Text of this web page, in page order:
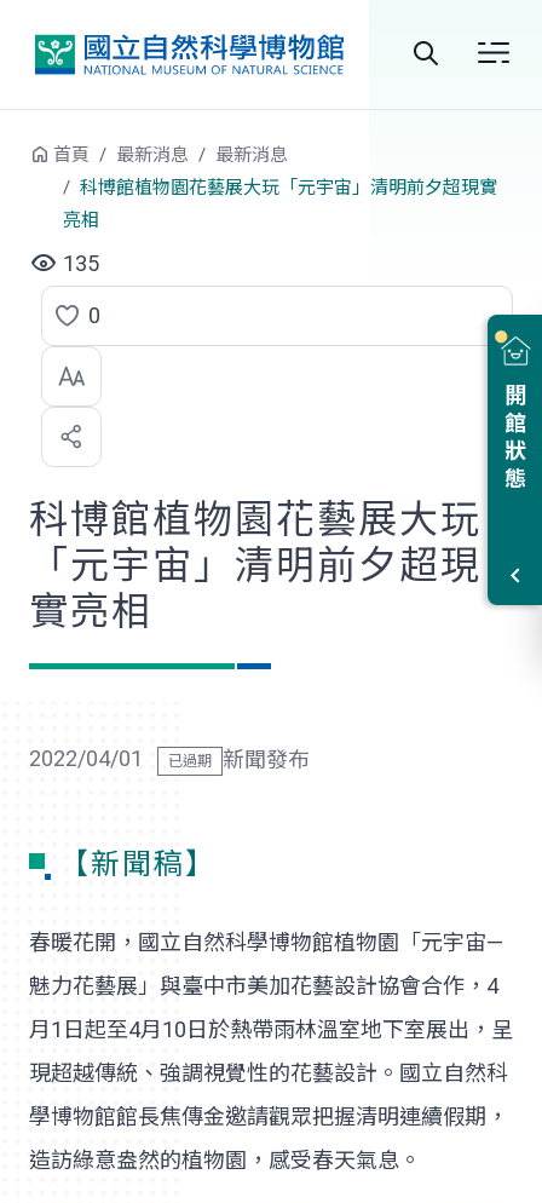
搜
開館狀態
首頁 最新消息
最新消息
科博館植物園花藝展大玩「元宇宙」清明前夕超現實
亮相
135
點
選
喜
歡
0
科博館植物園花藝展大玩
「元宇宙」清明前夕超現
實亮相
2022/04/01 新聞發布
【新聞稿】
春暖花開，國立自然科學博物館植物園「元宇宙—
魅力花藝展」與臺中市美加花藝設計協會合作，4
月1日起至4月10日於熱帶雨林溫室地下室展出，呈
現超越傳統、強調視覺性的花藝設計。國立自然科
學博物館館長焦傳金邀請觀眾把握清明連續假期，
造訪綠意盎然的植物園，感受春天氣息。